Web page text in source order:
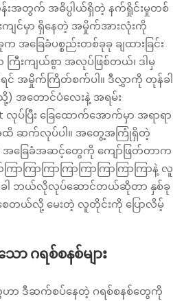
အတွက် အဓိပ္ပါယ်ရှိတဲ့ နက်ရှိုင်းမှုတစ်
ကျင်မှာ ရှိနေတဲ့ အမှိုက်အားလုံးကို
အခြေခံပစ္စည်းတစ်ခုခု ချထားခြင်း
ကြီးကျယ်စွာ အလုပ်ဖြစ်တယ်၊ ဒါမှ
င် အမှိုက်ကြိတ်စက်ပါ။ ဒီလွှာကို တုန်ခါ
သို့) အတောင်ပံလေးနဲ့ အရမ်း
လုပ်ပြီး ခြေထောက်အောက်မှာ အရာရာ
တဲ့အထိ ဆက်လုပ်ပါ။ အတွေ့အကြုံရှိတဲ့
အခြေခံအဆင့်တွေကို ကျော်ဖြတ်တာက
ာကြာကြာကြာကြာကြာကြာကြာနဲ့ လူ
ါ ဘယ်လိုလုပ်ဆောင်တယ်ဆိုတာ နှစ်ခု
စေတယ်လို့ မေးတဲ့ လူတိုင်းကို ပြောလိမ့်
ဂရစ်စနစ်များ
ေဟာ ဒီဆက်စပ်နေတဲ့ ဂရစ်စနစ်တွေကို